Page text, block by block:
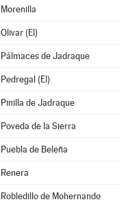
Morenilla
Olivar (El)
Pálmaces de Jadraque
Pedregal (El)
Pinilla de Jadraque
Poveda de la Sierra
Puebla de Beleña
Renera
Robledillo de Mohernando